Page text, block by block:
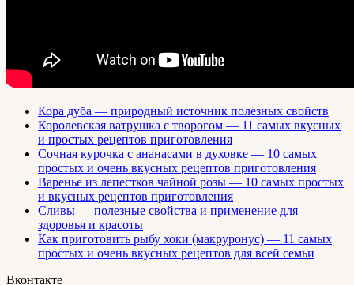
Кора дуба — природный источник полезных свойств
Королевская ватрушка с творогом — 11 самых вкусных
и простых рецептов приготовления
Сочная курочка с ананасами в духовке — 10 самых
простых и очень вкусных рецептов приготовления
Варенье из лепестков чайной розы — 10 самых простых
и вкусных рецептов приготовления
Сливы — полезные свойства и применение для
здоровья и красоты
Как приготовить рыбу хоки (макруронус) — 11 самых
простых и очень вкусных рецептов для всей семьи
Вконтакте